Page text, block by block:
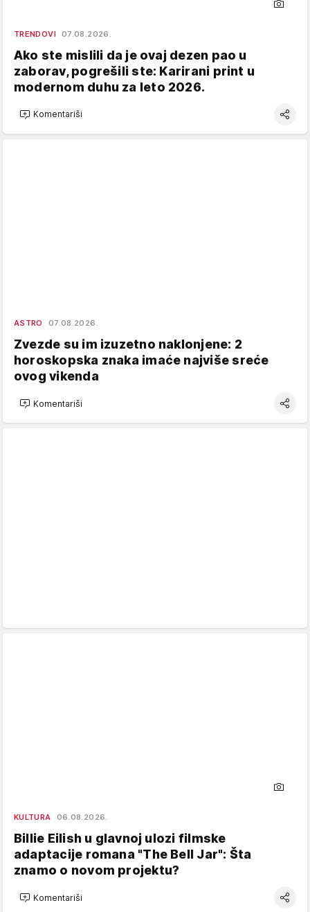
TRENDOVI 07.08.2026.
Ako ste mislili da je ovaj dezen pao u
zaborav, pogrešili ste: Karirani print u
modernom duhu za leto 2026.
Komentariši
ASTRO 07.08.2026.
Zvezde su im izuzetno naklonjene: 2
horoskopska znaka imaće najviše sreće
ovog vikenda
Komentariši
KULTURA 06.08.2026.
Billie Eilish u glavnoj ulozi filmske
adaptacije romana "The Bell Jar": Šta
znamo o novom projektu?
Komentariši